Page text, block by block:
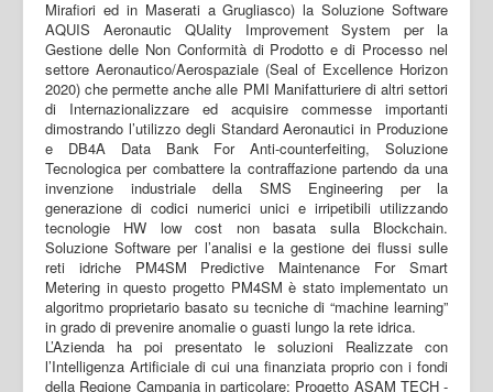
Mirafiori ed in Maserati a Grugliasco) la Soluzione Software
AQUIS Aeronautic QUality Improvement System per la
Gestione delle Non Conformità di Prodotto e di Processo nel
settore Aeronautico/Aerospaziale (Seal of Excellence Horizon
2020) che permette anche alle PMI Manifatturiere di altri settori
di Internazionalizzare ed acquisire commesse importanti
dimostrando l’utilizzo degli Standard Aeronautici in Produzione
e DB4A Data Bank For Anti-counterfeiting, Soluzione
Tecnologica per combattere la contraffazione partendo da una
invenzione industriale della SMS Engineering per la
generazione di codici numerici unici e irripetibili utilizzando
tecnologie HW low cost non basata sulla Blockchain.
Soluzione Software per l’analisi e la gestione dei flussi sulle
reti idriche PM4SM Predictive Maintenance For Smart
Metering in questo progetto PM4SM è stato implementato un
algoritmo proprietario basato su tecniche di “machine learning”
in grado di prevenire anomalie o guasti lungo la rete idrica.
L’Azienda ha poi presentato le soluzioni Realizzate con
l’Intelligenza Artificiale di cui una finanziata proprio con i fondi
della Regione Campania in particolare: Progetto ASAM TECH -